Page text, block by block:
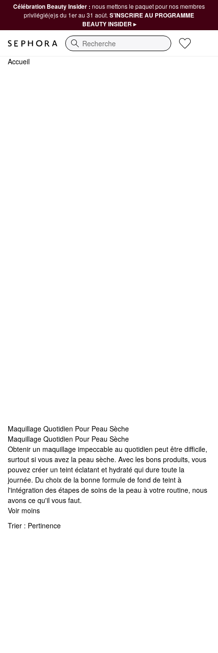
Célébration Beauty Insider : nous mettons le paquet pour nos membres
privilégié(e)s du 1er au 31 août. S’INSCRIRE AU PROGRAMME
BEAUTY INSIDER ▸
Recherche
Accueil
Maquillage Quotidien Pour Peau Sèche
Maquillage Quotidien Pour Peau Sèche
Maquillage Quotidien Pour Peau Sèche
Obtenir un maquillage impeccable au quotidien peut être difficile,
surtout si vous avez la peau sèche. Avec les bons produits, vous
pouvez créer un teint éclatant et hydraté qui dure toute la
journée. Du choix de la bonne formule de fond de teint à
l'intégration des étapes de soins de la peau à votre routine, nous
avons ce qu'il vous faut.
Voir moins
Trier : Pertinence